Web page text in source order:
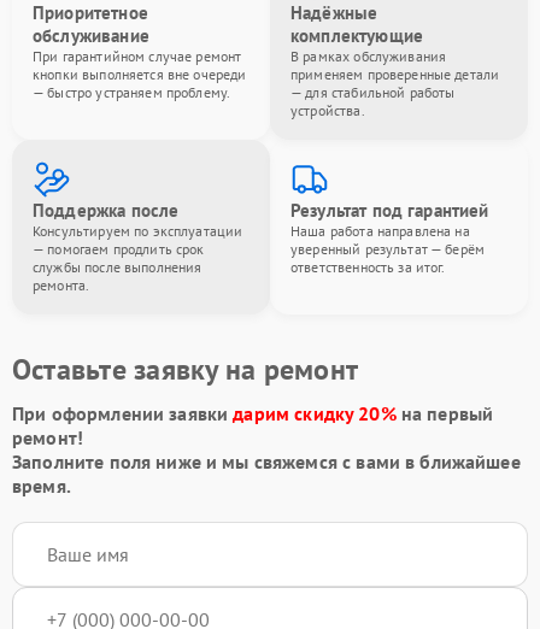
Приоритетное
обслуживание
При гарантийном случае ремонт
кнопки выполняется вне очереди
— быстро устраняем проблему.
Надёжные
комплектующие
В рамках обслуживания
применяем проверенные детали
— для стабильной работы
устройства.
Поддержка после
Консультируем по эксплуатации
— помогаем продлить срок
службы после выполнения
ремонта.
Результат под гарантией
Наша работа направлена на
уверенный результат — берём
ответственность за итог.
Оставьте заявку на ремонт
При оформлении заявкидарим скидку 20%на первый
ремонт!
Заполните поля ниже и мы свяжемся с вами в ближайшее
время.